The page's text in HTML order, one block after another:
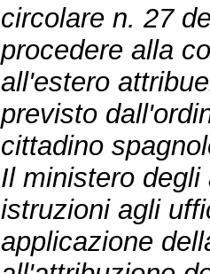
circolare n. 27
procedere alla
all'estero
previsto
cittadino
Il ministero
istruzioni agli
applicazione